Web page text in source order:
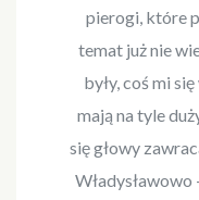
pierogi, które
temat już nie
były, coś mi
mają na tyle
się głowy